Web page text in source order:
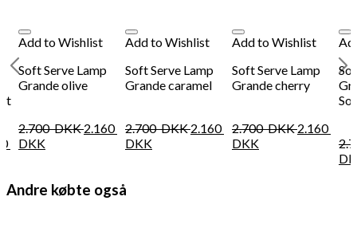
Add to Wishlist
Soft Serve Lamp
Grande olive
2.700DKK 2.160
DKK
Add to Wishlist
Soft Serve Lamp
Grande caramel
2.700DKK 2.160
DKK
Add to Wishlist
Soft Serve Lamp
Grande cherry
2.700DKK 2.160
DKK
Andre købte også